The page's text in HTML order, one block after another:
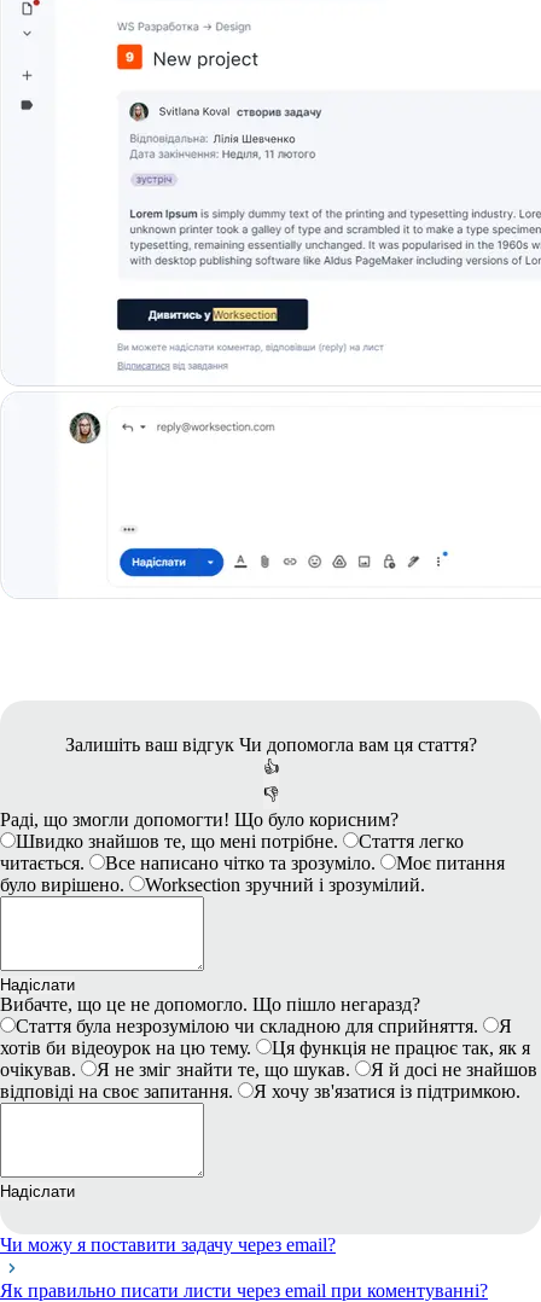
Залишіть ваш відгук Чи допомогла вам ця стаття?
👍
👎
Раді, що змогли допомогти! Що було корисним?
Швидко знайшов те, що мені потрібне.
Стаття легко
читається.
Все написано чітко та зрозуміло.
Моє питання
було вирішено.
Worksection зручний і зрозумілий.
Надіслати
Вибачте, що це не допомогло. Що пішло негаразд?
Стаття була незрозумілою чи складною для сприйняття.
Я
хотів би відеоурок на цю тему.
Ця функція не працює так, як я
очікував.
Я не зміг знайти те, що шукав.
Я й досі не знайшов
відповіді на своє запитання.
Я хочу зв'язатися із підтримкою.
Надіслати
Чи можу я поставити задачу через email?
Як правильно писати листи через email при коментуванні?